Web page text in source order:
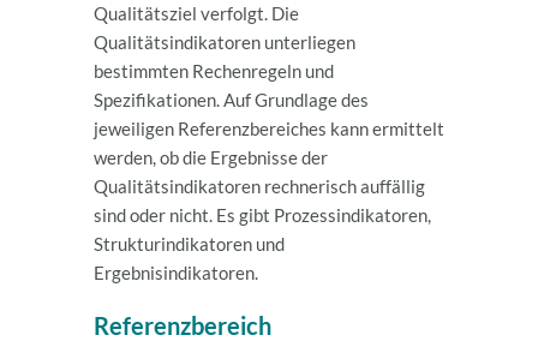
Qualitätsziel verfolgt. Die
Qualitätsindikatoren unterliegen
bestimmten Rechenregeln und
Spezifikationen. Auf Grundlage des
jeweiligen Referenzbereiches kann ermittelt
werden, ob die Ergebnisse der
Qualitätsindikatoren rechnerisch auffällig
sind oder nicht. Es gibt Prozessindikatoren,
Strukturindikatoren und
Ergebnisindikatoren.
Referenzbereich